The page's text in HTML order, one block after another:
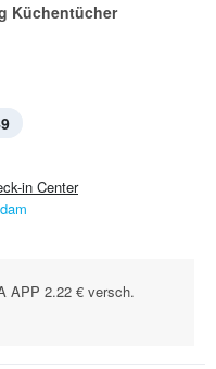
Küchentücher
in Center
APP 2.22 € versch.